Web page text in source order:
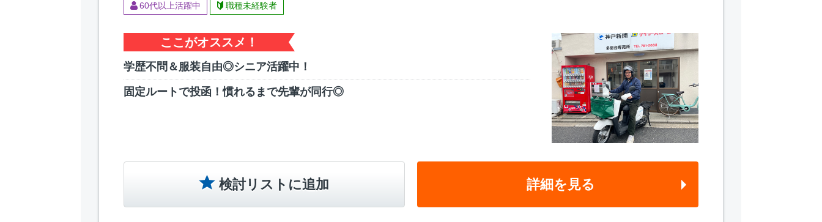
60代以上活躍中 職種未経験者
ここがオススメ！
学歴不問＆服装自由◎シニア活躍中！
固定ルートで投函！慣れるまで先輩が同行◎
検討リストに追加 詳細を見る